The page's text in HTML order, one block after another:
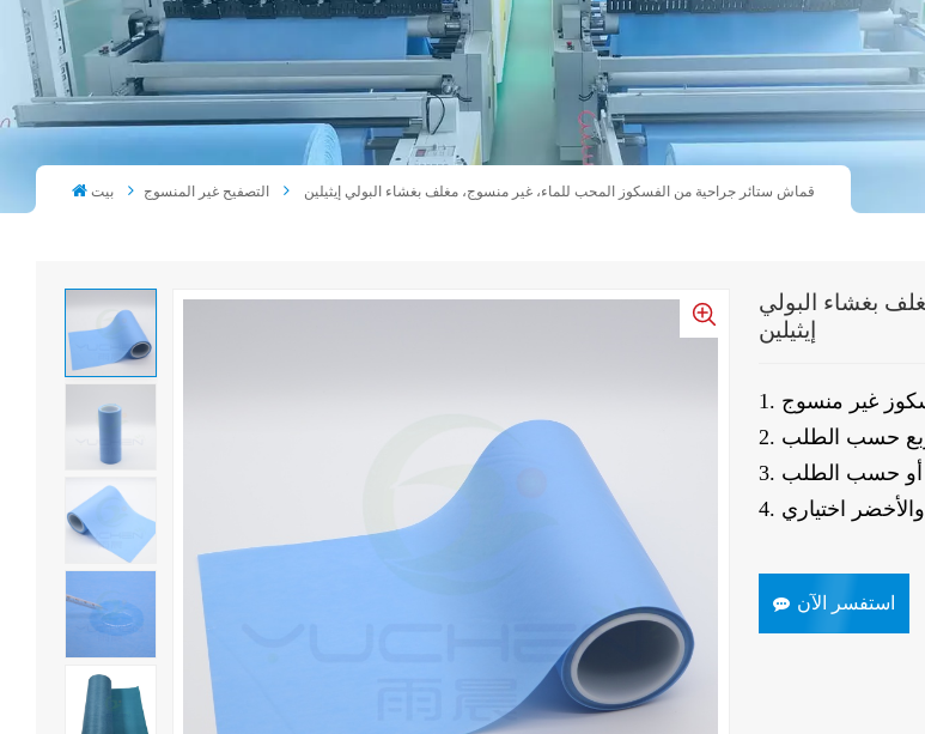
بيت التصفيح غير المنسوج قماش ستائر جراحية من الفسكوز المحب للماء، غير منسوج، مغلف بغشاء البولي إيثيلين
بغشاء البولي
إيثيلين
غير منسوج
استفسر الآن